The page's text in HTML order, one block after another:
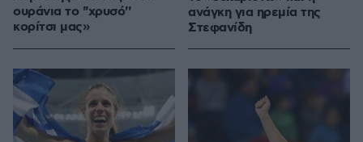
ουράνια το ''χρυσό''
κορίτσι μας»
ανάγκη για ηρεμία της
Στεφανίδη